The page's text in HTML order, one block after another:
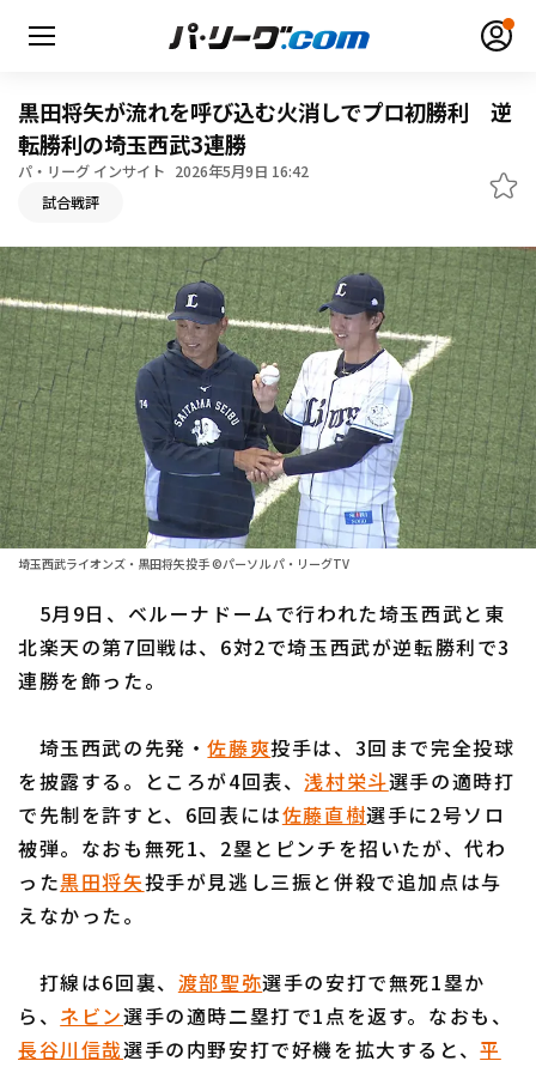
HOME
動画
日程・結果
順位表･成績
1軍公式戦
ファーム東地区
ファーム西地区
交流戦
選手名鑑
選手名鑑トップ
北海道日本ハムファイターズ
東北楽天ゴールデンイーグルス
千葉ロッテマリーンズ
オリックス・バファローズ
福岡ソフトバンクホークス
ニュース
設定
黒田将矢が流れを呼び込む火消しでプロ初勝利 逆
転勝利の埼玉西武3連勝
パ・リーグ インサイト 2026年5月9日 16:42
試合戦評
埼玉西武ライオンズ・黒田将矢投手 ©パーソル パ・リーグTV
5月9日、ベルーナドームで行われた埼玉西武と東
北楽天の第7回戦は、6対2で埼玉西武が逆転勝利で3
連勝を飾った。
埼玉西武の先発・佐藤爽投手は、3回まで完全投球
を披露する。ところが4回表、浅村栄斗選手の適時打
で先制を許すと、6回表には佐藤直樹選手に2号ソロ
被弾。なおも無死1、2塁とピンチを招いたが、代わ
った黒田将矢投手が見逃し三振と併殺で追加点は与
えなかった。
打線は6回裏、 渡部聖弥選手の安打で無死1塁か
ら、 ネビン選手の適時二塁打で1点を返す。なおも、
長谷川信哉選手の内野安打で好機を拡大すると、平